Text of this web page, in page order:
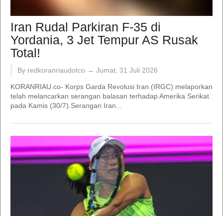
Iran Rudal Parkiran F-35 di
Yordania, 3 Jet Tempur AS Rusak
Total!
By redkoranriaudotco → Jumat, 31 Juli 2026
KORANRIAU.co- Korps Garda Revolusi Iran (IRGC) melaporkan
telah melancarkan serangan balasan terhadap Amerika Serikat
pada Kamis (30/7).Serangan Iran...